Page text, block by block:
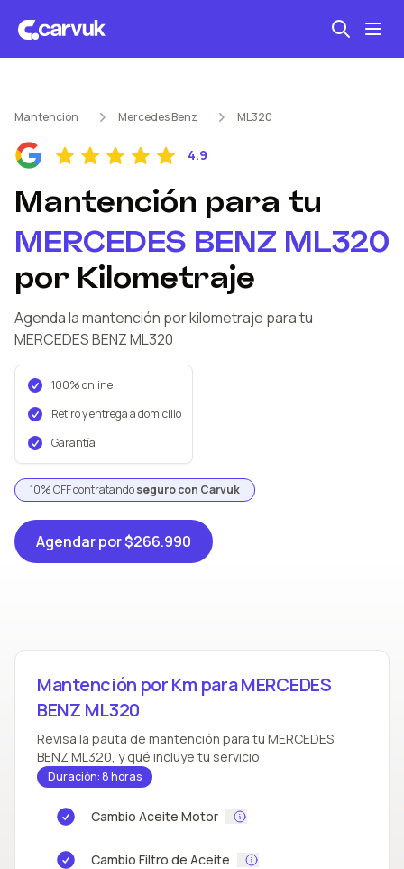
Mantención kilometraje
Revisión técnica
Mantención Mercedes Benz ML320
4.9
Mantención para tu
MERCEDES BENZ ML320
por Kilometraje
Agenda la mantención por kilometraje para tu
MERCEDES BENZML320
100% online
Retiro y entrega a domicilio
Garantía
10% OFF contratandoseguro con Carvuk
Agendarpor $266.990
Mantención por Km para MERCEDES
BENZ ML320
Revisa la pauta de mantención para tu MERCEDES
BENZ ML320, y qué incluye tu servicio
Duración: 8 horas
Cambio Aceite Motor
Cambio Filtro de Aceite